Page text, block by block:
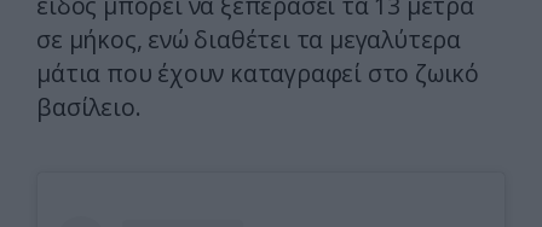
σε μήκος, ενώ διαθέτει τα μεγαλύτερα
μάτια που έχουν καταγραφεί στο ζωικό
βασίλειο.